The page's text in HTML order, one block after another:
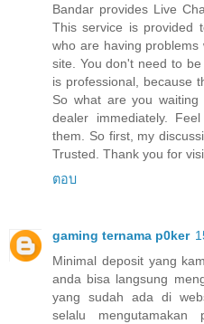
Bandar provides Live
This service is provided
who are having
site. You don't need to
is professional, because
So what are you
dealer immediately.
them. So first, my
Trusted. Thank you for
ตอบ
gaming ternama p0ker
Minimal deposit yang
anda bisa langsung
yang sudah ada di
selalu mengutamakan